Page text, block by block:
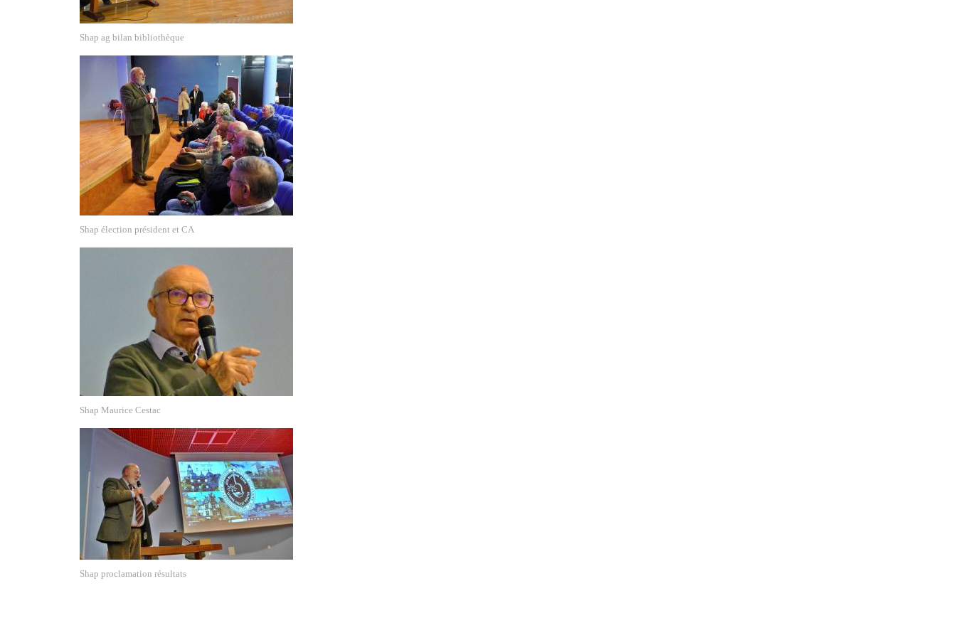
Shap ag bilan bibliothèque
Shap élection président et CA
Shap Maurice Cestac
Shap proclamation résultats